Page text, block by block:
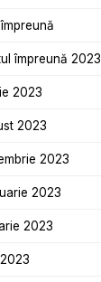
împreună 2023
2023
2023
2023
2023
2023